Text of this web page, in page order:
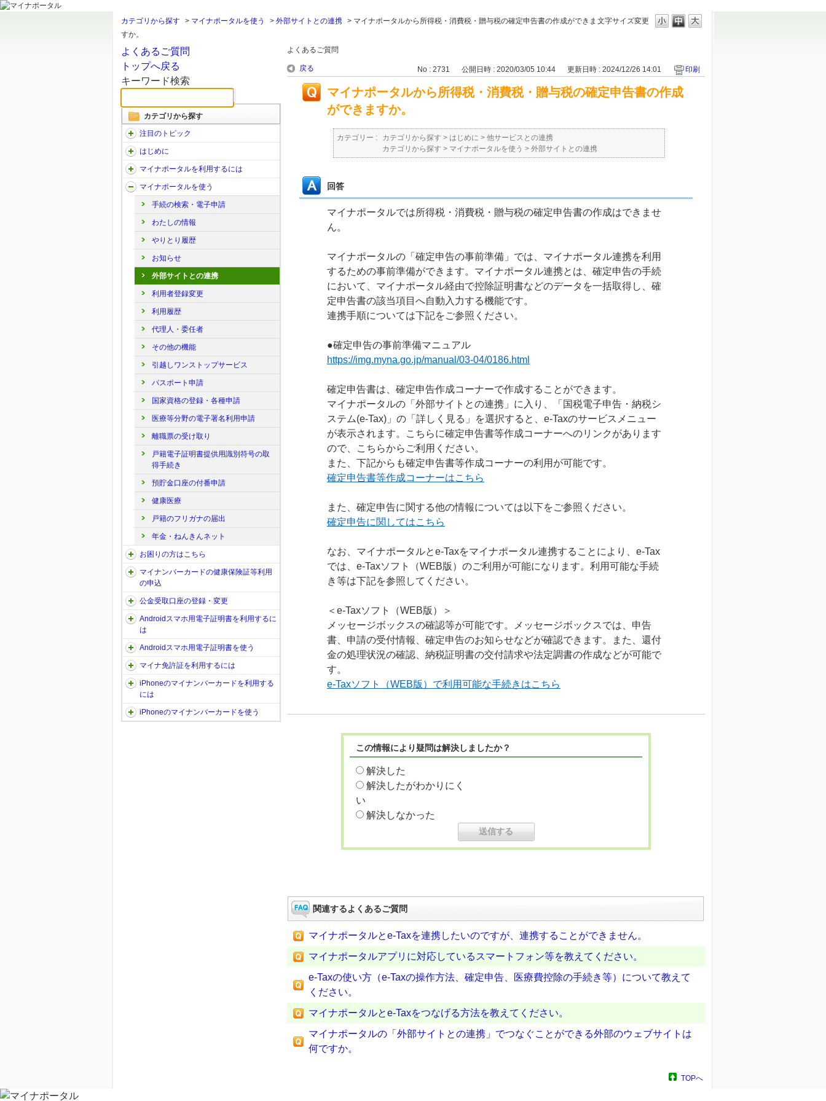
文字サイズ変更
カテゴリから探す > マイナポータルを使う > 外部サイトとの連携 > マイナポータルから所得税・消費税・贈与税の確定申告書の作成ができま
すか。
よくあるご質問
トップへ戻る
キーワード検索
カテゴリから探す
注目のトピック
はじめに
マイナポータルを利用するには
マイナポータルを使う
手続の検索・電子申請
わたしの情報
やりとり履歴
お知らせ
外部サイトとの連携
利用者登録変更
利用履歴
代理人・委任者
その他の機能
引越しワンストップサービス
パスポート申請
国家資格の登録・各種申請
医療等分野の電子署名利用申請
離職票の受け取り
戸籍電子証明書提供用識別符号の取
得手続き
預貯金口座の付番申請
健康医療
戸籍のフリガナの届出
年金・ねんきんネット
お困りの方はこちら
マイナンバーカードの健康保険証等利用
の申込
公金受取口座の登録・変更
Androidスマホ用電子証明書を利用するに
は
Androidスマホ用電子証明書を使う
マイナ免許証を利用するには
iPhoneのマイナンバーカードを利用する
には
iPhoneのマイナンバーカードを使う
よくあるご質問
戻る No : 2731 公開日時 : 2020/03/05 10:44 更新日時 : 2024/12/26 14:01 印刷
マイナポータルから所得税・消費税・贈与税の確定申告書の作成
ができますか。
カテゴリー : カテゴリから探す > はじめに > 他サービスとの連携
カテゴリから探す > マイナポータルを使う > 外部サイトとの連携
回答
マイナポータルでは所得税・消費税・贈与税の確定申告書の作成はできませ
ん。
マイナポータルの「確定申告の事前準備」では、マイナポータル連携を利用
するための事前準備ができます。マイナポータル連携とは、確定申告の手続
において、マイナポータル経由で控除証明書などのデータを一括取得し、確
定申告書の該当項目へ自動入力する機能です。
連携手順については下記をご参照ください。
●確定申告の事前準備マニュアル
https://img.myna.go.jp/manual/03-04/0186.html
確定申告書は、確定申告作成コーナーで作成することができます。
マイナポータルの「外部サイトとの連携」に入り、「国税電子申告・納税シ
ステム(e-Tax)」の「詳しく見る」を選択すると、e-Taxのサービスメニュー
が表示されます。こちらに確定申告書等作成コーナーへのリンクがあります
ので、こちらからご利用ください。
また、下記からも確定申告書等作成コーナーの利用が可能です。
確定申告書等作成コーナーはこちら
また、確定申告に関する他の情報については以下をご参照ください。
確定申告に関してはこちら
なお、マイナポータルとe-Taxをマイナポータル連携することにより、e-Tax
では、e-Taxソフト（WEB版）のご利用が可能になります。利用可能な手続
き等は下記を参照してください。
＜e-Taxソフト（WEB版）＞
メッセージボックスの確認等が可能です。メッセージボックスでは、申告
書、申請の受付情報、確定申告のお知らせなどが確認できます。また、還付
金の処理状況の確認、納税証明書の交付請求や法定調書の作成などが可能で
す。
e-Taxソフト（WEB版）で利用可能な手続きはこちら
この情報により疑問は解決しましたか？
解決した
解決したがわかりにく
い
解決しなかった
関連するよくあるご質問
マイナポータルとe-Taxを連携したいのですが、連携することができません。
マイナポータルアプリに対応しているスマートフォン等を教えてください。
e-Taxの使い方（e-Taxの操作方法、確定申告、医療費控除の手続き等）について教えて
ください。
マイナポータルとe-Taxをつなげる方法を教えてください。
マイナポータルの「外部サイトとの連携」でつなぐことができる外部のウェブサイトは
何ですか。
TOPへ